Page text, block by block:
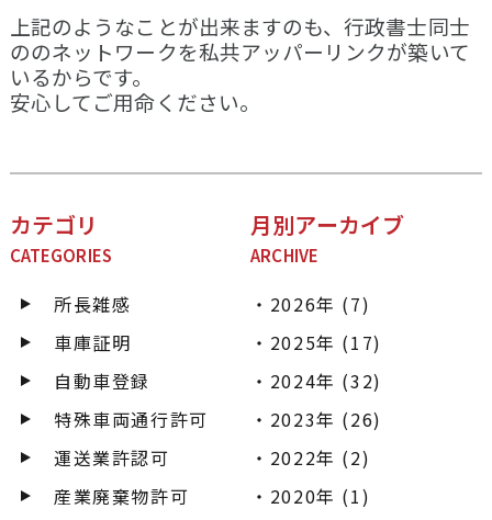
上記のようなことが出来ますのも、行政書士同士
ののネットワークを私共アッパーリンクが築いて
いるからです。
安心してご用命ください。
カテゴリ
CATEGORIES
所長雑感
車庫証明
自動車登録
特殊車両通行許可
運送業許認可
産業廃棄物許可
月別アーカイブ
ARCHIVE
2026年 (7)
2025年 (17)
2024年 (32)
2023年 (26)
2022年 (2)
2020年 (1)